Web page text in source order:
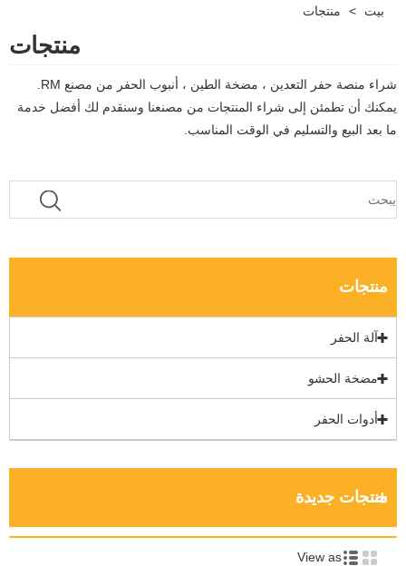
بيت > منتجات
منتجات
يمكنك أن تطمئن إلى شراء المنتجات من مصنعنا وسنقدم لك أفضل خدمة
ما بعد البيع والتسليم في الوقت المناسب.
منتجات
آلة الحفر
مضخة الحشو
أدوات الحفر
منتجات جديدة
View as